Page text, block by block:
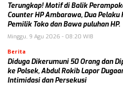
Terungkap! Motif di Balik
Counter HP Ambarawa, Dua Pelaku
Pemilik Toko dan Bawa puluhan HP.
Minggu, 9 Agu 2026 - 08:20 WIB
Berita
Diduga Dikerumuni 50 Orang dan
ke Polsek, Abdul Rokib Lapor
Intimidasi dan Persekusi